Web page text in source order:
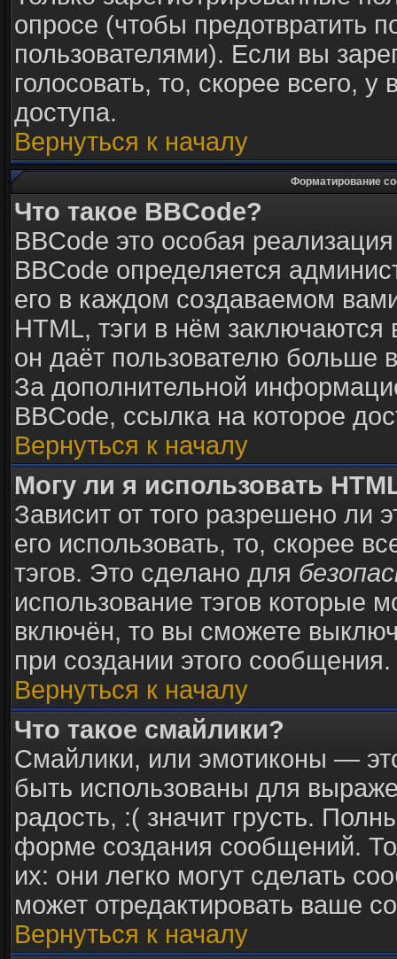
опросе (чтобы предотвратить
пользователями). Если вы
голосовать, то, скорее всего,
доступа.
Вернуться к началу
Форматирование
Что такое BBCode?
BBCode это особая
BBCode определяется
его в каждом создаваемом
HTML, тэги в нём
он даёт пользователю больше
За дополнительной
BBCode, ссылка на которое
Вернуться к началу
Могу ли я использовать
Зависит от того разрешено ли
его использовать, то, скорее
тэгов. Это сделано для
использование тэгов которые
включён, то вы сможете
при создании этого сообщения.
Вернуться к началу
Что такое смайлики?
Смайлики, или эмотиконы —
быть использованы для
радость, :( значит грусть.
форме создания сообщений.
их: они легко могут сделать
может отредактировать ваше
Вернуться к началу